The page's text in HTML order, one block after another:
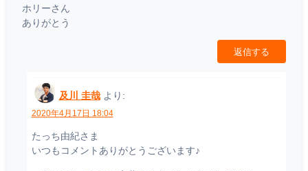
ホリーさん
ありがとう
返信する
及川 圭哉 より:
2020年4月17日 18:04
たっち由紀さま
いつもコメントありがとうございます♪